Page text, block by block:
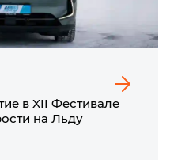
в XII Фестивале
на Льду